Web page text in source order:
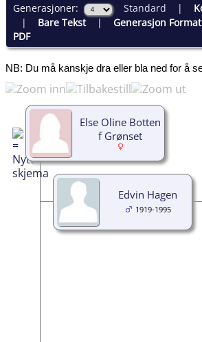
Generasjoner: Standard |
| Bare Tekst| Generasjon Format
PDF
NB: Du må kanskje dra eller bla ned for å
Else Oline Botten
f Grønset
Edvin Hagen
1919-1995